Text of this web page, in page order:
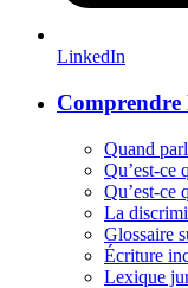
LinkedIn
Quand
Qu’est-ce
Qu’est-ce
La
Glossaire
Écriture
Lexique